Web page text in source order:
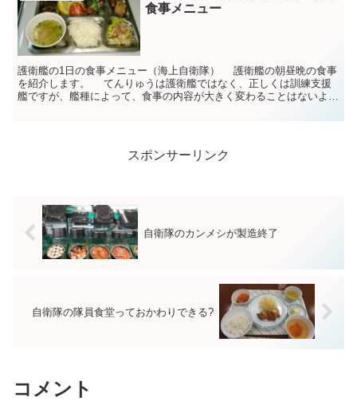
食事メニュー
護衛艦の1日の食事メニュー（海上自衛隊） 護衛艦の朝昼晩の食事
を紹介します。 てんりゅうは護衛艦ではなく、正しくは訓練支援
艦ですが、艦種によって、食事の内容が大きく変わることはないよう
スポンサーリンク
自衛隊のカンメシが製造終了
自衛隊の隊員食堂っておかわりできる?
コメント